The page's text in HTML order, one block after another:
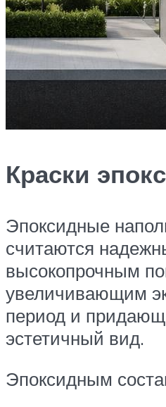
Краски
Эпоксидные
считаются
высокопрочным
увеличивающим
период и
эстетичный вид.
Эпоксидным